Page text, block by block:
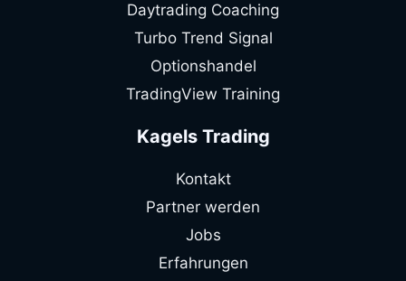
Daytrading Coaching
Turbo Trend Signal
Optionshandel
TradingView Training
Kagels Trading
Kontakt
Partner werden
Jobs
Erfahrungen